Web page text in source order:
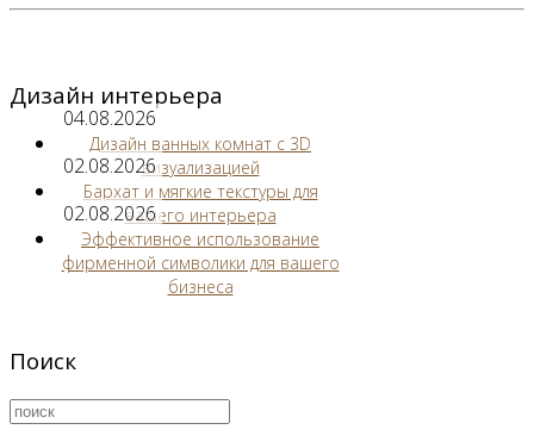
Дизайн интерьера
04.08.2026
Дизайн ванных комнат с 3D
визуализацией
02.08.2026
Бархат и мягкие текстуры для
вашего интерьера
02.08.2026
Эффективное использование
фирменной символики для вашего
бизнеса
Поиск